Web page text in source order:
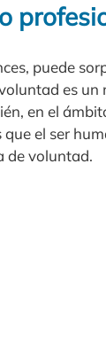
puede
es un
en el
el ser
de voluntad.